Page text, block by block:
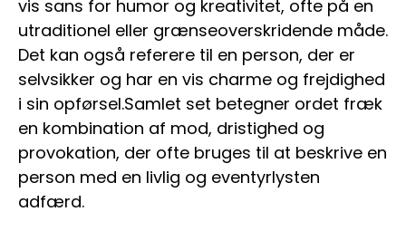
vis sans for humor og kreativitet, ofte på en
utraditionel eller grænseoverskridende måde.
Det kan også referere til en person, der er
selvsikker og har en vis charme og frejdighed
i sin opførsel.Samlet set betegner ordet fræk
en kombination af mod, dristighed og
provokation, der ofte bruges til at beskrive en
person med en livlig og eventyrlysten
adfærd.